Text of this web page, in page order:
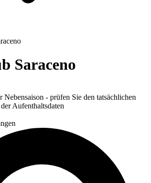
Saraceno
Nebensaison - prüfen Sie den tatsächlichen
Aufenthaltsdaten